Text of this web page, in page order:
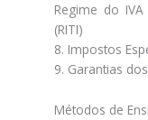
Regime do
(RITI)
8. Impostos
9. Garantias
Métodos de